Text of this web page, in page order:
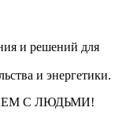
и решений для
и энергетики.
С ЛЮДЬМИ!